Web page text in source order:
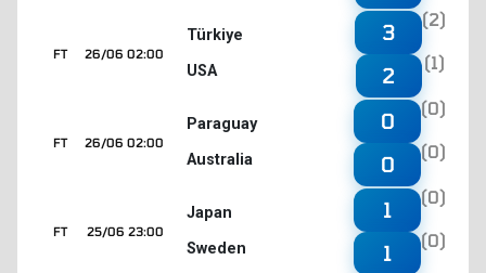
26/06 02:00
FT
Türkiye
USA
3
(2)
2
(1)
26/06 02:00
FT
Paraguay
Australia
0
(0)
0
(0)
25/06 23:00
FT
Japan
Sweden
1
(0)
1
(0)